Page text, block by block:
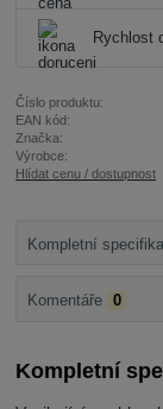
Rychlost
Číslo produktu:
EAN kód:
Značka:
Výrobce:
Hlídat cenu / dostupnost
Kompletní
Komentáře 0
Kompletní